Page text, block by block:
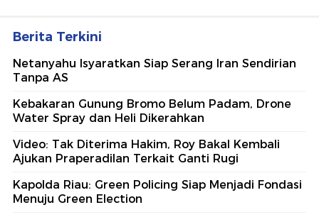
Berita Terkini
Netanyahu Isyaratkan Siap Serang Iran Sendirian
Tanpa AS
Kebakaran Gunung Bromo Belum Padam, Drone
Water Spray dan Heli Dikerahkan
Video: Tak Diterima Hakim, Roy Bakal Kembali
Ajukan Praperadilan Terkait Ganti Rugi
Kapolda Riau: Green Policing Siap Menjadi Fondasi
Menuju Green Election